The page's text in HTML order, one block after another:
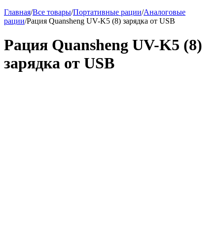
Главная/Все товары/Портативные рации/Аналоговые
рации/Рация Quansheng UV-K5 (8) зарядка от USB
Рация Quansheng UV-K5 (8)
зарядка от USB